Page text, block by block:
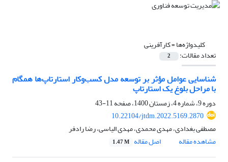
کلیدواژه‌ها =کارآفرینی
تعداد مقالات: 2
شناسایی عوامل مؤثر بر توسعه مدل کسب‌وکار استارتاپ‌ها همگام
با مراحل بلوغ یک استارتاپ
دوره 9، شماره 4، زمستان 1400، صفحه
11-43
10.22104/jtdm.2022.5169.2870
مصطفی بغدادی، مهدی محمدی، مهدی الیاسی، رضا رادفر
مشاهده مقاله
اصل مقاله 1.47 M